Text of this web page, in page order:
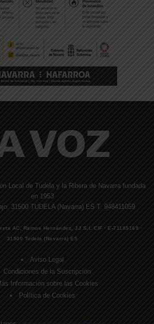
Local de Tudela y la Ribera de Navarra fundada
en 1953
31500 TUDELA (Navarra) ES T. 948411059
AC, Ramos Hernández, JJ S.I. CIF · E-71185169 ·
31500 Tudela (Navarra) ES
Aviso Legal
Condiciones de la Suscripción
Información sobre las Cookies
Política de Cookies